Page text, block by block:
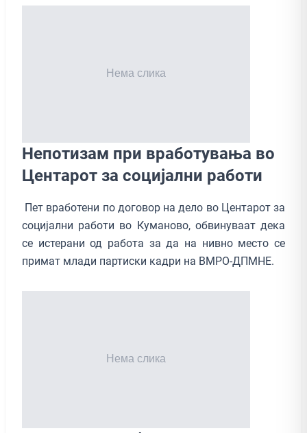
Непотизам при вработувања во
Центарот за социјални работи
Пет вработени по договор на дело во Центарот за
социјални работи во Куманово, обвинуваат дека
се истерани од работа за да на нивно место се
примат млади партиски кадри на ВМРО-ДПМНЕ.